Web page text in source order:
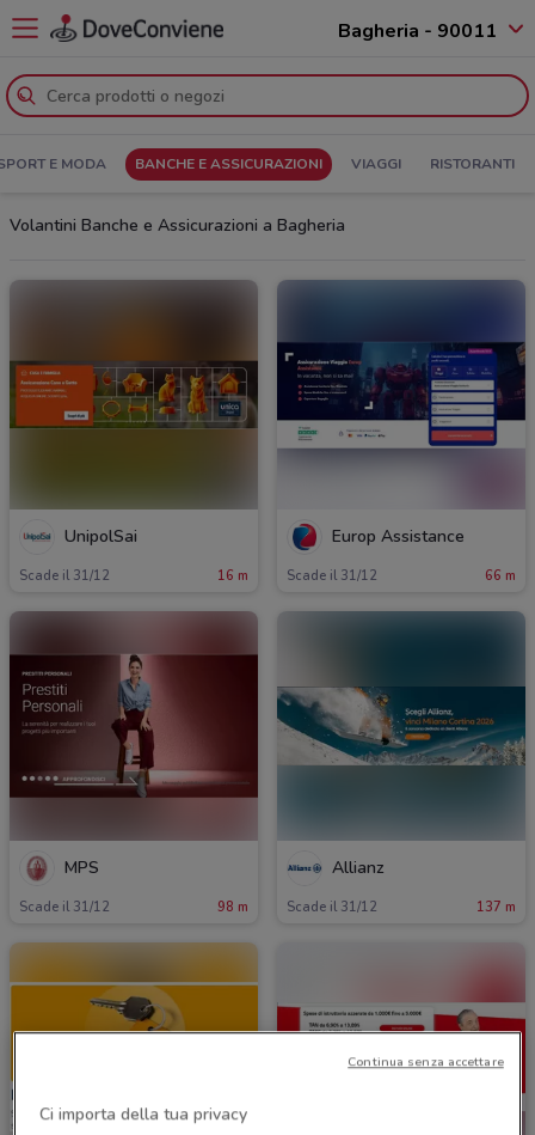
Bagheria - 90011
E MODA BANCHE E ASSICURAZIONI VIAGGI RISTORANTI
Volantini Banche e Assicurazioni a Bagheria
UnipolSai
Scade il 31/12 16 m
Europ Assistance
Scade il 31/12 66 m
MPS
Scade il 31/12 98 m
Allianz
Scade il 31/12 137 m
Ci importa della tua privacy
Continua senza accettare